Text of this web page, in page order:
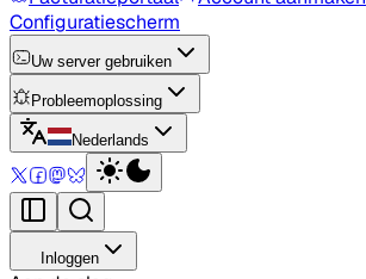
Configuratiescherm
Uw server gebruiken
Probleemoplossing
Nederlands
Inloggen